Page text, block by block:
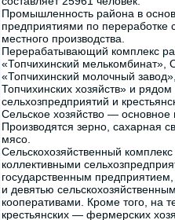
Промышленность района в
предприятиями по переработке
местного производства.
Перерабатывающий комплекс
«Топчихинский
«Топчихинский молочный
Топчихинских хозяйств» и
сельхозпредприятий и
Сельское хозяйство — основное
Производятся зерно, сахарная
мясо.
Сельскохозяйственный
коллективными
государственным
и девятью
кооперативами. Кроме того, на
крестьянских — фермерских